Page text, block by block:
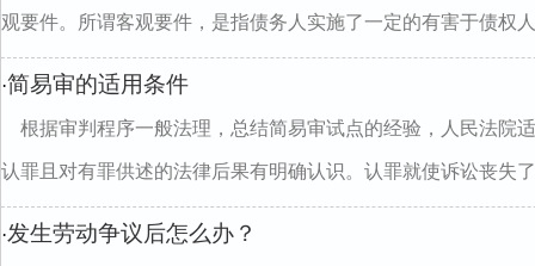
观要件。所谓客观要件，是指债务人实施了一定的有害于债权
·简易审的适用条件
根据审判程序一般法理，总结简易审试点的经验，人民法院
认罪且对有罪供述的法律后果有明确认识。认罪就使诉讼丧失
·发生劳动争议后怎么办？